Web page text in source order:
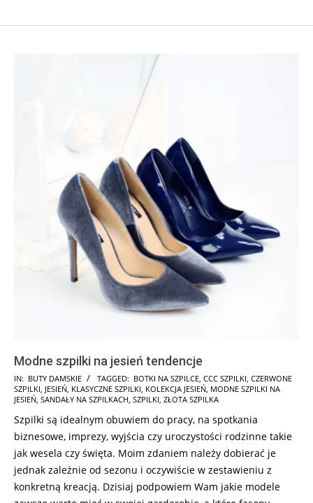
Modne szpilki na jesień tendencje
2025-
07-
IN: BUTY DAMSKIE TAGGED: BOTKI NA SZPILCE, CCC SZPILKI, CZERWONE
SZPILKI, JESIEŃ, KLASYCZNE SZPILKI, KOLEKCJA JESIEŃ, MODNE SZPILKI NA
JESIEŃ, SANDAŁY NA SZPILKACH, SZPILKI, ZŁOTA SZPILKA
Szpilki są idealnym obuwiem do pracy, na spotkania
biznesowe, imprezy, wyjścia czy uroczystości rodzinne takie
jak wesela czy święta. Moim zdaniem należy dobierać je
jednak zależnie od sezonu i oczywiście w zestawieniu z
konkretną kreacją. Dzisiaj podpowiem Wam jakie modele